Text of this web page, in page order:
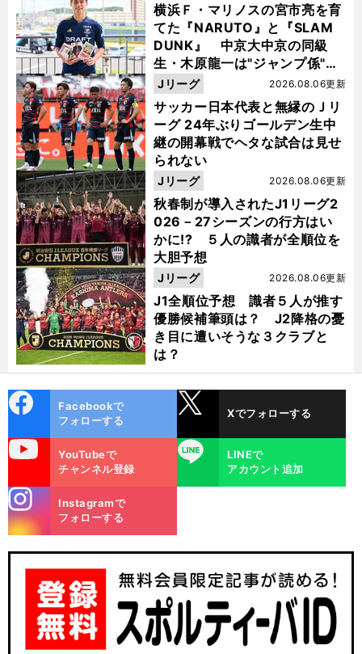
横浜Ｆ・マリノスの宮市亮を育
てた『NARUTO』と『SLAM
DUNK』 中京大中京の同級
生・木原龍一は"ジャンプ係"だ
った
サッカー日本代表と無縁のＪリ
ーグ 24年ぶりゴールデン生中
継の開幕戦でヘタな試合は見せ
られない
2026.08.06更新
Jリーグ
秋春制が導入されたJ1リーグ2
026－27シーズンの行方はい
かに!? ５人の識者が全順位を
大胆予想
2026.08.06更新
Jリーグ
J1全順位予想 識者５人が推す
優勝候補筆頭は？ J2降格の憂
き目に遭いそうな３クラブと
は？
2026.08.06更新
Jリーグ
ok
Facebookで
フォローする
Xでフォローする
YouTubeで
チャンネル登録
LINE
LINEで
アカウント追加
m
Instagramで
フォローする